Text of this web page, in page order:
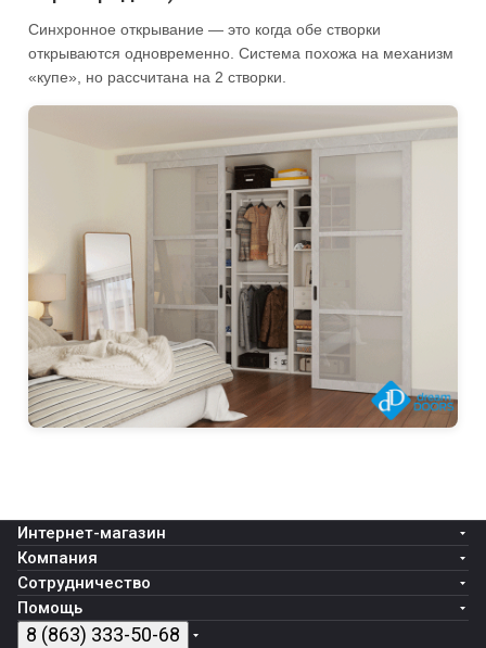
Синхронное открывание — это когда обе створки
открываются одновременно. Система похожа на механизм
«купе», но рассчитана на 2 створки.
Интернет-магазин
Компания
Сотрудничество
Помощь
8 (863) 333-50-68